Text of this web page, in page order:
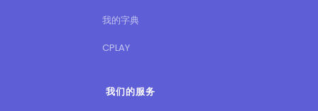
我的字典
CPLAY
我们的服务